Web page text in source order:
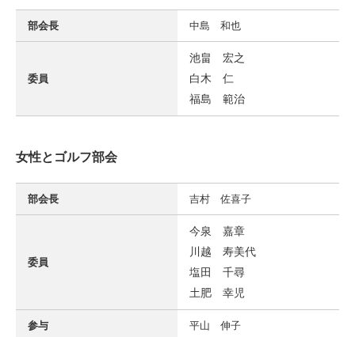
部会長 中島 和也
委員
池畠 宏之
白木 仁
福島 範治
女性とゴルフ部会
部会長 吉村 佐喜子
委員
今泉 嘉章
川越 寿美代
塩田 千尋
土肥 幸児
参与 平山 伸子